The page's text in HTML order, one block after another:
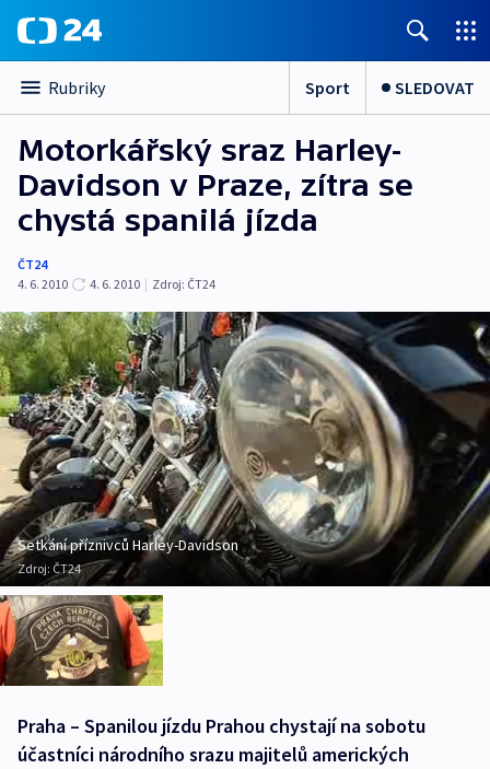
Rubriky Sport SLEDOVAT
Motorkářský sraz Harley-
Davidson v Praze, zítra se
chystá spanilá jízda
ČT24
4. 6. 2010
4. 6. 2010 | Zdroj: ČT24
Setkání příznivců Harley-Davidson
Zdroj: ČT24
Praha – Spanilou jízdu Prahou chystají na sobotu
účastníci národního srazu majitelů amerických